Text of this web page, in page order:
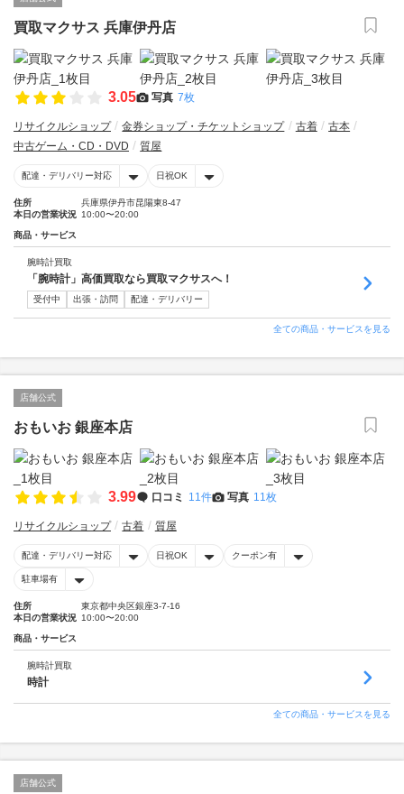
買取マクサス 兵庫伊丹店
3.05 写真 7枚
リサイクルショップ 金券ショップ・チケットショップ 古着
古本
中古ゲーム・CD・DVD
質屋
配達・デリバリー対応 日祝OK
住所
兵庫県伊丹市昆陽東8-47
本日の営業状況 10:00〜20:00
商品・サービス
腕時計買取
「腕時計」高価買取なら買取マクサスへ！
受付中 出張・訪問 配達・デリバリー
全ての商品・サービスを見る
店舗公式
おもいお 銀座本店
3.99 口コミ 11件 写真 11枚
リサイクルショップ 古着 質屋
配達・デリバリー対応 日祝OK クーポン有
駐車場有
住所
東京都中央区銀座3-7-16
本日の営業状況 10:00〜20:00
商品・サービス
腕時計買取
時計
全ての商品・サービスを見る
店舗公式